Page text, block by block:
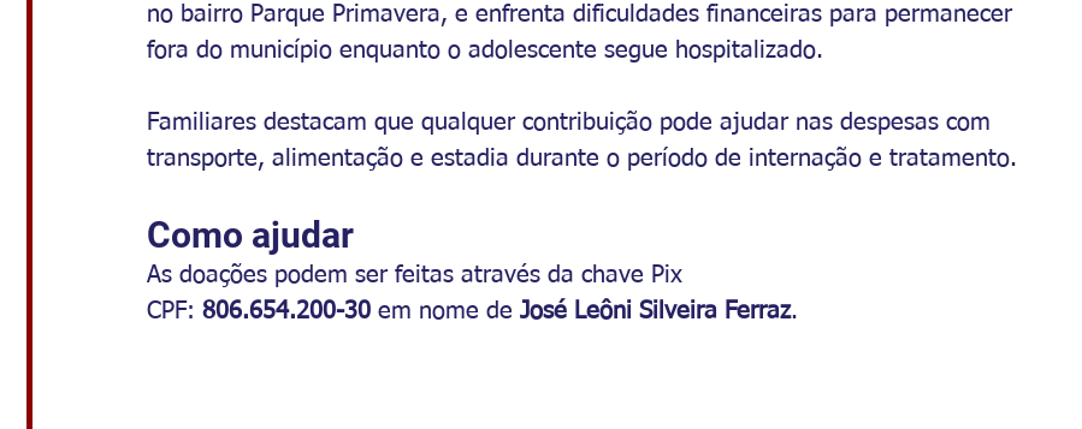
no bairro Parque Primavera, e enfrenta dificuldades financeiras para permanecer
fora do município enquanto o adolescente segue hospitalizado.
Familiares destacam que qualquer contribuição pode ajudar nas despesas com
transporte, alimentação e estadia durante o período de internação e tratamento.
Como ajudar
As doações podem ser feitas através da chave Pix
CPF: 806.654.200-30 em nome de José Leôni Silveira Ferraz.